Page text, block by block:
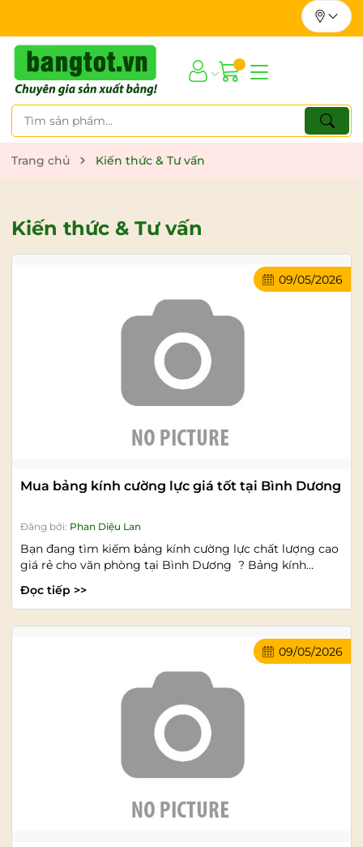
Trang chủ Kiến thức & Tư vấn
Kiến thức & Tư vấn
09/05/2026
Mua bảng kính cường lực giá tốt tại Bình Dương
Đăng bởi: Phan Diệu Lan
Bạn đang tìm kiếm bảng kính cường lực chất lượng cao
giá rẻ cho văn phòng tại Bình Dương ? Bảng kính
cường...
Đọc tiếp >>
09/05/2026